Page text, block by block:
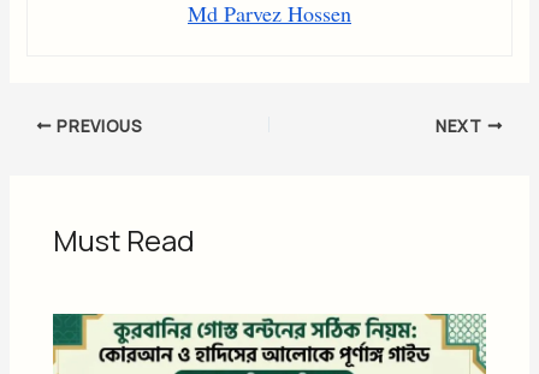
Md Parvez Hossen
PREVIOUS NEXT
Must Read